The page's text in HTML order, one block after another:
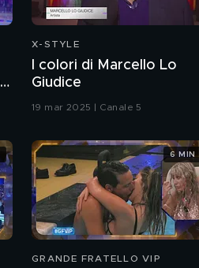
X-STYLE
I colori di Marcello Lo
Giudice
19 mar 2025 | Canale 5
GRANDE FRATELLO VIP
6 MIN